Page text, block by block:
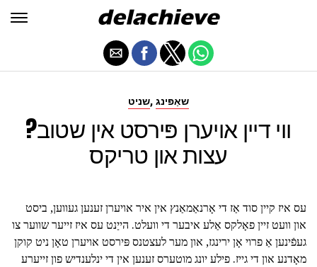
שניט, שאַפּינג
ווי דיין אויערן פּירסט אין שטוב?
עצות און טריקס
עס איז קיין סוד אַז די אָרנאַמאַנץ אין איר אויערן זענען געווען, ביסט
און וועט זיין פאָלקס אַלע איבער די וועלט. הייַנט עס איז זייער שווער צו
געפֿינען אַ פרוי אָן ירינגז, און מער לעצטנס פּירסט אויערן טאָן ניט קוקן
מאָדנע און די גייז. פילע יונג מוטערס זענען אין די ינלענדיש פון זייערע